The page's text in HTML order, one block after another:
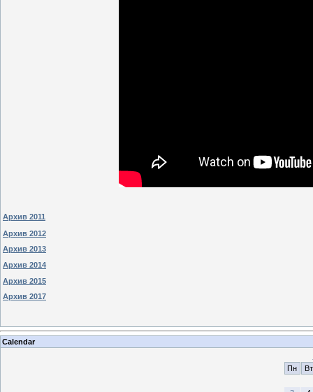
Архив 2011
Архив 2012
Архив 2013
Архив 2014
Архив 2015
Архив 2017
Calendar
Пн
Вт